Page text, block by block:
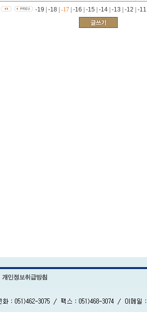
-19 -18| -17| -16 -15 -14| -13 -12 -11